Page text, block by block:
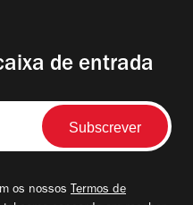
de entrada
os nossos Termos de